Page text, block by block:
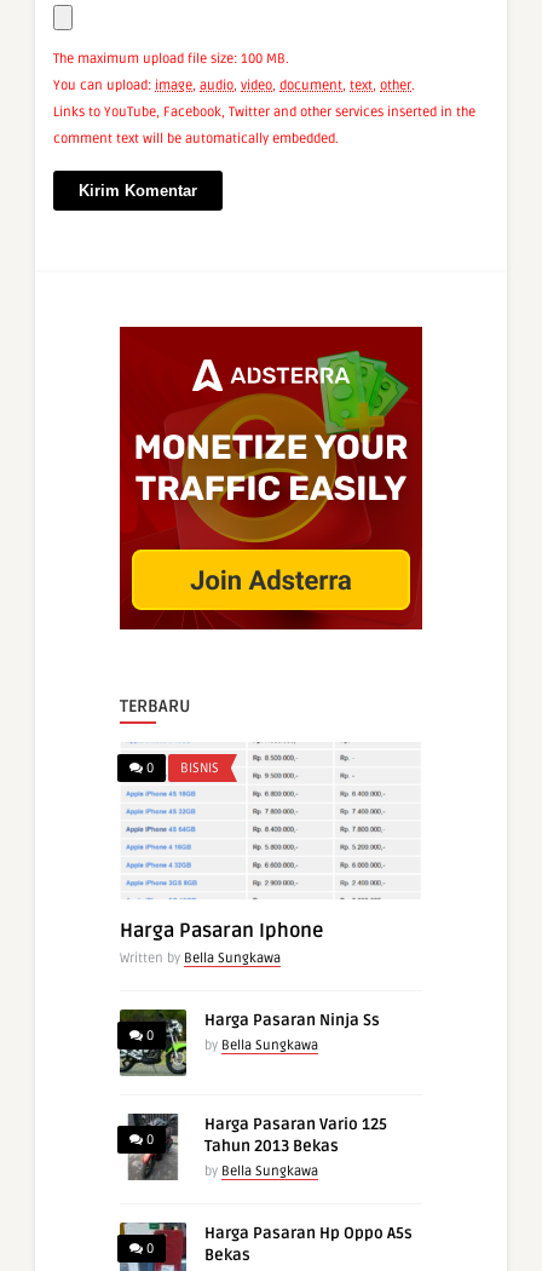
The maximum upload file size: 100 MB.
You can upload: image, audio, video, document, text, other.
Links to YouTube, Facebook, Twitter and other services inserted in the
comment text will be automatically embedded.
TERBARU
0 BISNIS
Harga Pasaran Iphone
Written by Bella Sungkawa
0
Harga Pasaran Ninja Ss
by Bella Sungkawa
0
Harga Pasaran Vario 125
Tahun 2013 Bekas
by Bella Sungkawa
0
Harga Pasaran Hp Oppo A5s
Bekas